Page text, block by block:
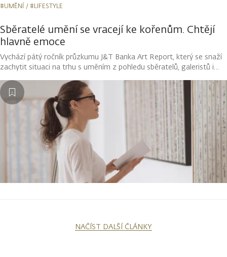
#UMĚNÍ #LIFESTYLE
Sběratelé umění se vracejí ke kořenům. Chtějí
hlavně emoce
Vychází pátý ročník průzkumu J&T Banka Art Report, který se snaží
zachytit situaci na trhu s uměním z pohledu sběratelů, galeristů i
k nákupu uměleckých děl. Po postcovidové snaze ochránit majetek
před inflací i prostřednictvím uměleckých děl se sběratelé vracejí
opět k emoční hodnotě.
NAČÍST DALŠÍ ČLÁNKY